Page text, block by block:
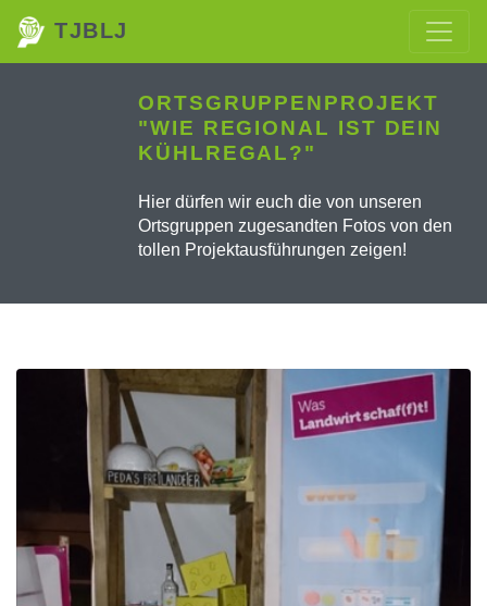
TJBLJ
ORTSGRUPPENPROJEKT
"WIE REGIONAL IST DEIN
KÜHLREGAL?"
Hier dürfen wir euch die von unseren
Ortsgruppen zugesandten Fotos von den
tollen Projektausführungen zeigen!